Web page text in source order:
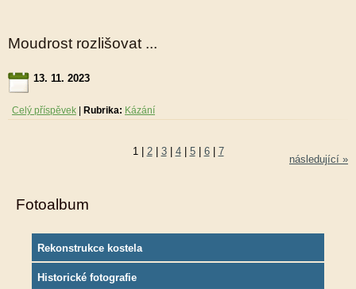
Moudrost rozlišovat ...
13. 11. 2023
Celý příspěvek Rubrika: Kázání
1 2 3 4 5 6 7
následující »
Fotoalbum
Rekonstrukce kostela
Historické fotografie